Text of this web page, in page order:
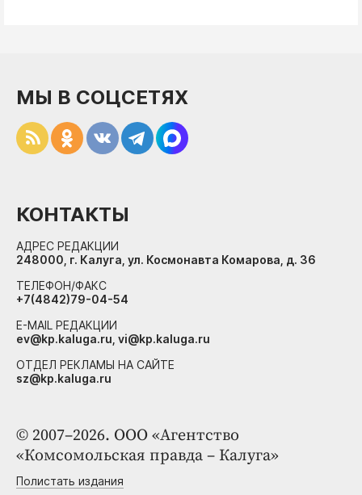
© 2007–2026. ООО «Агентство
«Комсомольская правда – Калуга»
Полистать издания
МЫ В СОЦСЕТЯХ
КОНТАКТЫ
АДРЕС РЕДАКЦИИ
248000, г. Калуга, ул. Космонавта Комарова, д. 36
ТЕЛЕФОН/ФАКС
+7(4842)79-04-54
E-MAIL РЕДАКЦИИ
ev@kp.kaluga.ru, vi@kp.kaluga.ru
ОТДЕЛ РЕКЛАМЫ НА САЙТЕ
sz@kp.kaluga.ru